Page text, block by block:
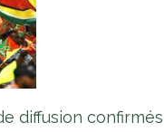
diffusion